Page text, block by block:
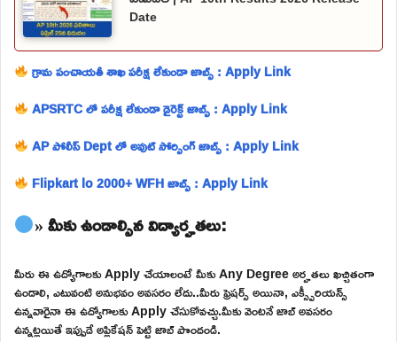
Date
గ్రామ పంచాయతీ శాఖ పరీక్ష లేకుండా జాబ్స్ : Apply Link
APSRTC లో పరీక్ష లేకుండా డైరెక్ట్ జాబ్స్ : Apply Link
AP పోలీస్ Dept లో అవుట్ సోర్సింగ్ జాబ్స్ : Apply Link
Flipkart lo 2000+ WFH జాబ్స్ : Apply Link
» మీకు ఉండాల్సిన విద్యార్హతలు:
మీరు ఈ ఉద్యోగాలకు Apply చేయాలంటే మీకు Any Degree అర్హతలు ఖచ్చితంగా
ఉండాలి, ఎటువంటి అనుభవం అవసరం లేదు..మీరు ఫ్రెషర్స్ అయినా, ఎక్స్పీరియన్స్
ఉన్నవారైనా ఈ ఉద్యోగాలకు Apply చేసుకోవచ్చు.మీకు వెంటనే జాబ్ అవసరం
ఉన్నట్లయితే ఇప్పుడే అప్లికేషన్ పెట్టి జాబ్ పొందండి.